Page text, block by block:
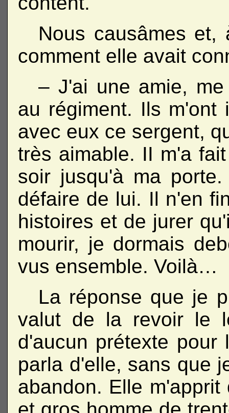
Nous causâmes et,
comment elle avait
– J'ai une amie,
au régiment. Ils
avec eux ce sergent,
très aimable. II m'a
soir jusqu'à ma
défaire de lui. Il n'en
histoires et de jurer
mourir, je dormais
vus ensemble. Voilà…
La réponse que je
valut de la revoir le
d'aucun prétexte
parla d'elle, sans que
abandon. Elle